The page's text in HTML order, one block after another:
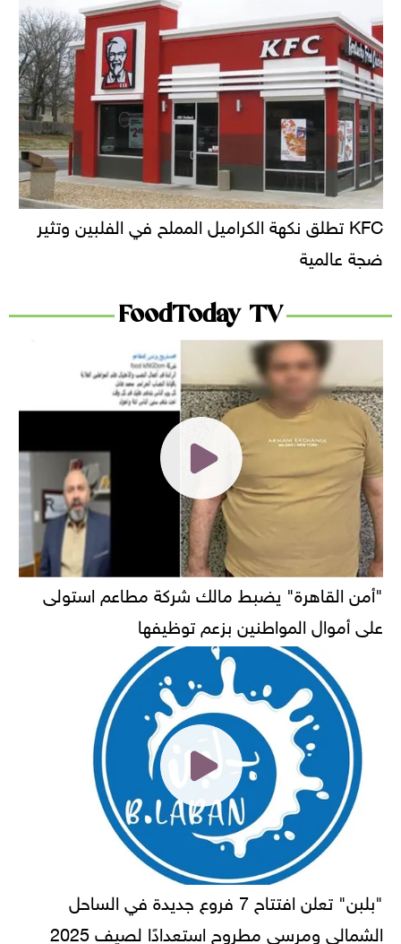
KFC تطلق نكهة الكراميل المملح في الفلبين وتثير
ضجة عالمية
FoodToday TV
"أمن القاهرة" يضبط مالك شركة مطاعم استولى
على أموال المواطنين بزعم توظيفها
"بلبن" تعلن افتتاح 7 فروع جديدة في الساحل
الشمالي ومرسى مطروح استعدادًا لصيف 2025